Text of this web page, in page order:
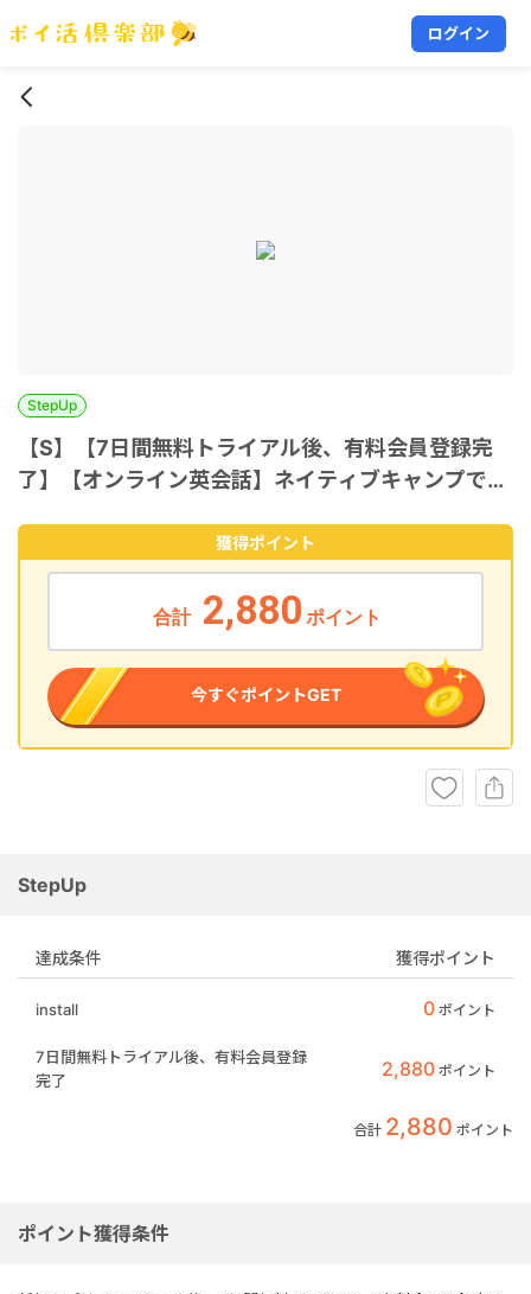
ログイン
StepUp
【S】【7日間無料トライアル後、有料会員登録完
了】【オンライン英会話】ネイティブキャンプで発
獲得ポイント
合計 2,880 ポイント
今すぐポイントGET
StepUp
達成条件 獲得ポイント
install 0 ポイント
7日間無料トライアル後、有料会員登録
完了
2,880 ポイント
合計 2,880 ポイント
ポイント獲得条件